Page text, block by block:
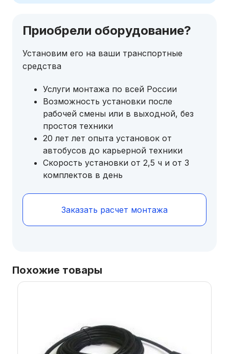
Приобрели оборудование?
Установим его на ваши транспортные
средства
Услуги монтажа по всей России
Возможность установки после
рабочей смены или в выходной, без
простоя техники
20 лет лет опыта установок от
автобусов до карьерной техники
Скорость установки от 2,5 ч и от 3
комплектов в день
Заказать расчет монтажа
Похожие товары